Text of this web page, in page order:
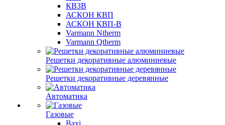
КВЗВ
АСКОН КВП
АСКОН КВП-В
Varmann Ntherm
Varmann Qtherm
Решетки декоративные алюминиевые
Решетки декоративные деревянные
Автоматика
Газовые
Baxi